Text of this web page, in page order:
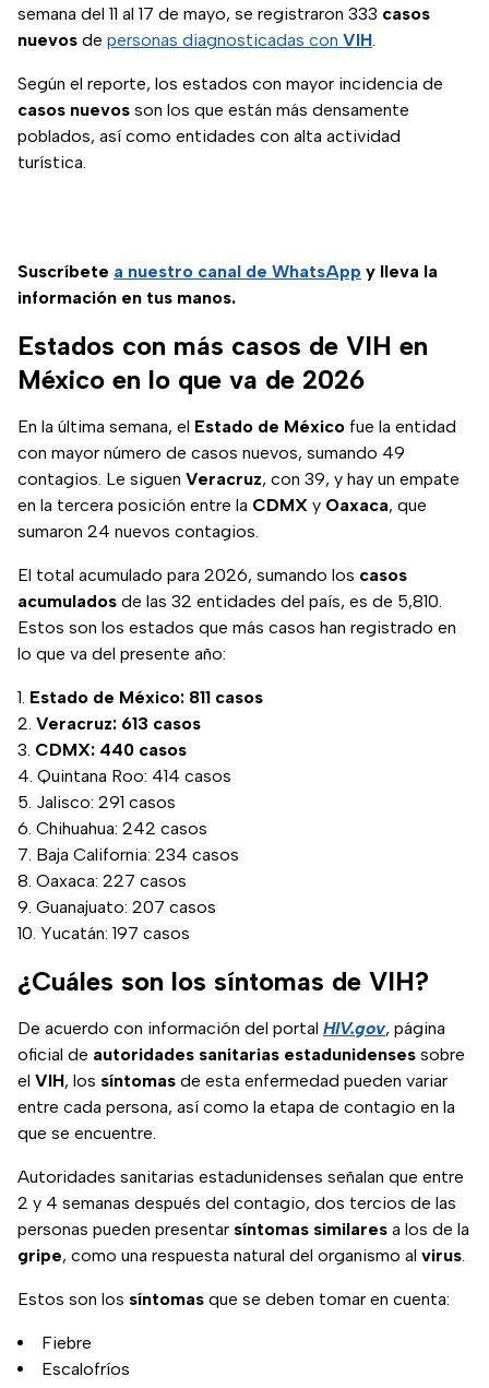
semana del 11 al 17 de mayo, se registraron 333 casos
nuevos de personas diagnosticadas con VIH.
Según el reporte, los estados con mayor incidencia de
casos nuevos son los que están más densamente
poblados, así como entidades con alta actividad
turística.
Suscríbete a nuestro canal de WhatsApp y lleva la
información en tus manos.
Estados con más casos de VIH en
México en lo que va de 2026
En la última semana, el Estado de México fue la entidad
con mayor número de casos nuevos, sumando 49
contagios. Le siguen Veracruz, con 39, y hay un empate
en la tercera posición entre la CDMX y Oaxaca, que
sumaron 24 nuevos contagios.
El total acumulado para 2026, sumando los casos
acumulados de las 32 entidades del país, es de 5,810.
Estos son los estados que más casos han registrado en
lo que va del presente año:
Estado de México: 811 casos
Veracruz: 613 casos
CDMX: 440 casos
Quintana Roo: 414 casos
Jalisco: 291 casos
Chihuahua: 242 casos
Baja California: 234 casos
Oaxaca: 227 casos
Guanajuato: 207 casos
Yucatán: 197 casos
¿Cuáles son los síntomas de VIH?
De acuerdo con información del portal HIV.gov, página
oficial de autoridades sanitarias estadunidenses sobre
el VIH, los síntomas de esta enfermedad pueden variar
entre cada persona, así como la etapa de contagio en la
que se encuentre.
Autoridades sanitarias estadunidenses señalan que entre
2 y 4 semanas después del contagio, dos tercios de las
personas pueden presentar síntomas similares a los de la
gripe, como una respuesta natural del organismo al virus.
Estos son los síntomas que se deben tomar en cuenta:
Fiebre
Escalofríos